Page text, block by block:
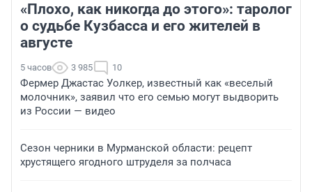
«Плохо, как никогда до этого»: таролог
о судьбе Кузбасса и его жителей в
августе
5 часов 3 985 10
Фермер Джастас Уолкер, известный как «веселый
молочник», заявил что его семью могут выдворить
из России — видео
Сезон черники в Мурманской области: рецепт
хрустящего ягодного штруделя за полчаса